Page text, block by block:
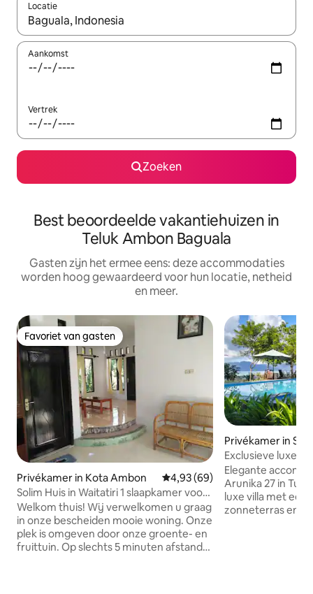
Locatie
Wanneer er suggesties beschikbaar zijn, maak je een keuze
Aankomst
Vertrek
Zoeken
Best beoordeelde vakantiehuizen in
Teluk Ambon Baguala
Gasten zijn het ermee eens: deze accommodaties
worden hoog gewaardeerd voor hun locatie, netheid
en meer.
Favoriet van gasten
Favoriet van gasten
Privékamer in Kota Ambon Gemiddelde beoordeling van
4,93 (69)
Solim Huis in Waitatiri 1 slaapkamer voor
2 personen
Welkom thuis! Wij verwelkomen u graag
in onze bescheiden mooie woning. Onze
plek is omgeven door onze groente- en
fruittuin. Op slechts 5 minuten afstand
Privékamer in
Exclusieve luxe
Yatrien
Elegante
Arunika 27 in
luxe villa met een
zonneterras en